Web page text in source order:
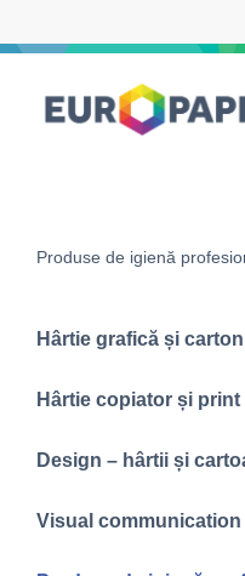
Produse de igienă
Hârtie grafică și carton
Hârtie copiator și print
Design – hârtii și
Visual communication